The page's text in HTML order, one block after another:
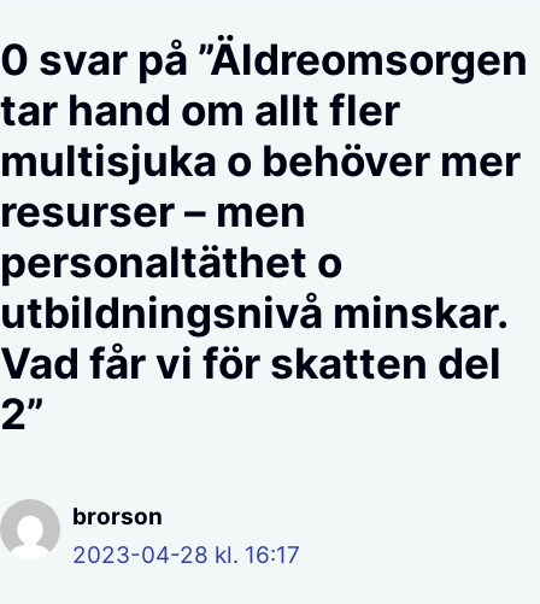
0 svar på ”Äldreomsorgen
tar hand om allt fler
multisjuka o behöver mer
resurser – men
personaltäthet o
utbildningsnivå minskar.
Vad får vi för skatten del
2”
brorson
2023-04-28 kl. 16:17